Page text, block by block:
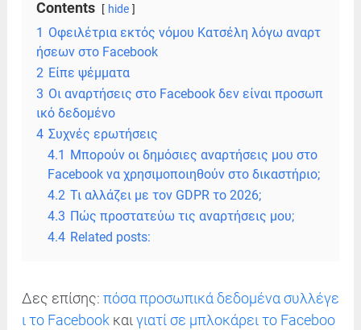
Contents hide
1 Οφειλέτρια εκτός νόμου Κατσέλη λόγω αναρτ
ήσεων στο Facebook
2 Είπε ψέμματα
3 Οι αναρτήσεις στο Facebook δεν είναι προσωπ
ικό δεδομένο
4 Συχνές ερωτήσεις
4.1
Μπορούν οι δημόσιες αναρτήσεις μου στο
Facebook να χρησιμοποιηθούν στο δικαστήριο;
4.2 Τι αλλάζει με τον GDPR το 2026;
4.3 Πώς προστατεύω τις αναρτήσεις μου;
4.4 Related posts:
Δες επίσης: πόσα προσωπικά δεδομένα συλλέγε
ι το Facebook καιγιατί σε μπλοκάρει το Faceboo